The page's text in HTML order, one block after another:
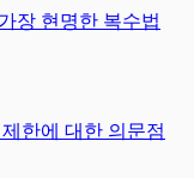
장 현명한 복수법
한에 대한 의문점